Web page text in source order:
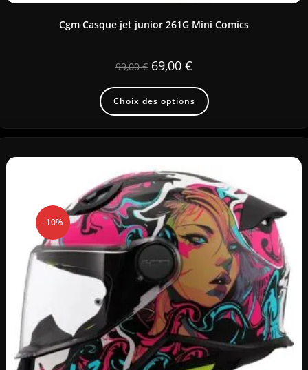
Cgm Casque jet junior 261G Mini Comics
99,00€ 69,00 €
Choix des options
-10%